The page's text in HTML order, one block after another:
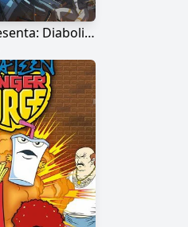
The Boys presenta: Diabolical